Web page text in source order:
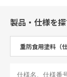
製品・仕様を